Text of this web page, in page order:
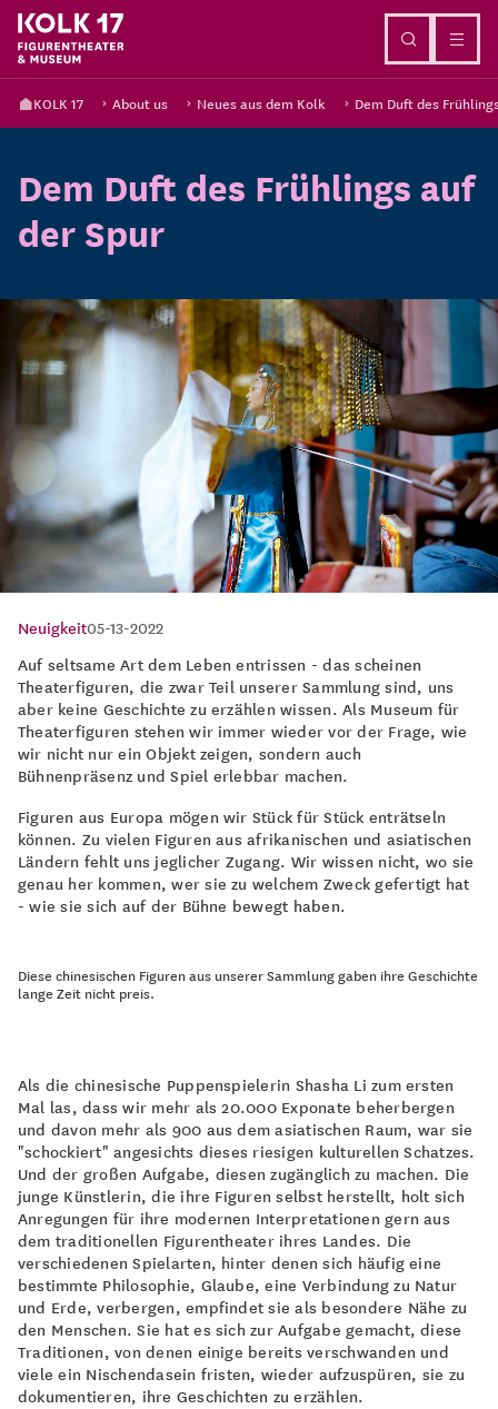
KOLK 17 About us Neues aus dem Kolk Dem Duft des
Dem Duft des Frühlings auf
der Spur
Neuigkeit05-13-2022
Auf seltsame Art dem Leben entrissen - das scheinen
Theaterfiguren, die zwar Teil unserer Sammlung sind, uns
aber keine Geschichte zu erzählen wissen. Als Museum für
Theaterfiguren stehen wir immer wieder vor der Frage, wie
wir nicht nur ein Objekt zeigen, sondern auch
Bühnenpräsenz und Spiel erlebbar machen.
Figuren aus Europa mögen wir Stück für Stück enträtseln
können. Zu vielen Figuren aus afrikanischen und asiatischen
Ländern fehlt uns jeglicher Zugang. Wir wissen nicht, wo sie
genau her kommen, wer sie zu welchem Zweck gefertigt hat
- wie sie sich auf der Bühne bewegt haben.
Diese chinesischen Figuren aus unserer Sammlung gaben ihre Geschichte
lange Zeit nicht preis.
Als die chinesische Puppenspielerin Shasha Li zum ersten
Mal las, dass wir mehr als 20.000 Exponate beherbergen
und davon mehr als 900 aus dem asiatischen Raum, war sie
"schockiert" angesichts dieses riesigen kulturellen Schatzes.
Und der großen Aufgabe, diesen zugänglich zu machen. Die
junge Künstlerin, die ihre Figuren selbst herstellt, holt sich
Anregungen für ihre modernen Interpretationen gern aus
dem traditionellen Figurentheater ihres Landes. Die
verschiedenen Spielarten, hinter denen sich häufig eine
bestimmte Philosophie, Glaube, eine Verbindung zu Natur
und Erde, verbergen, empfindet sie als besondere Nähe zu
den Menschen. Sie hat es sich zur Aufgabe gemacht, diese
Traditionen, von denen einige bereits verschwanden und
viele ein Nischendasein fristen, wieder aufzuspüren, sie zu
dokumentieren, ihre Geschichten zu erzählen.